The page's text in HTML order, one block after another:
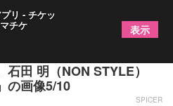
取材オフィシャルレポート
田 明（NON STYLE）
の画像5/10
SPICER
リ - チケッ
チケ 表示